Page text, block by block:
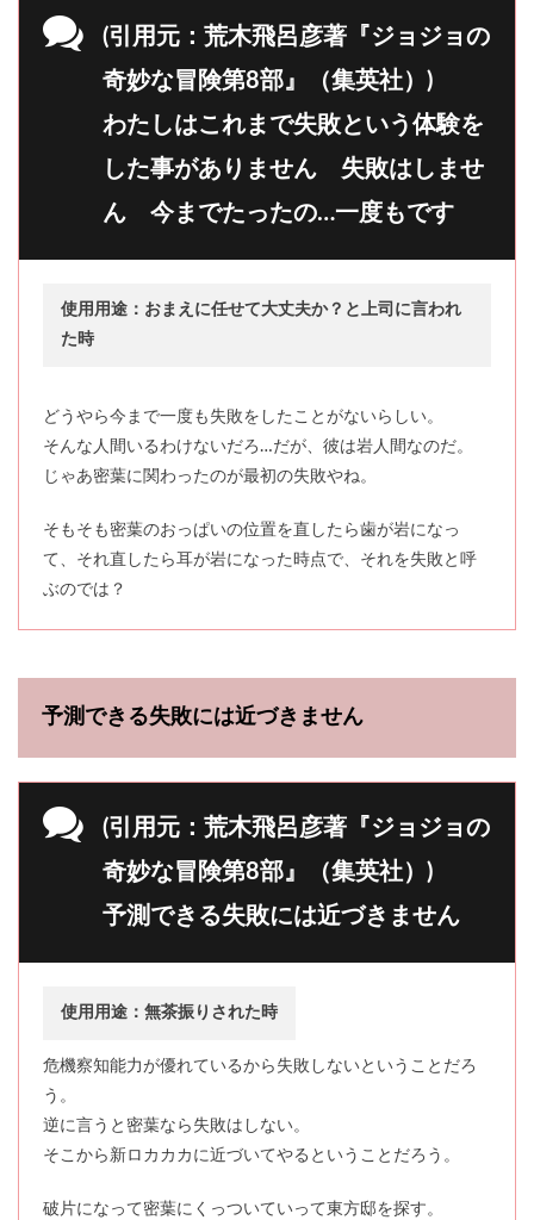
(引用元：荒木飛呂彦著『ジョジョの
奇妙な冒険第8部』（集英社）)
わたしはこれまで失敗という体験を
した事がありません 失敗はしませ
ん 今までたったの…一度もです
使用用途：おまえに任せて大丈夫か？と上司に言われ
た時
どうやら今まで一度も失敗をしたことがないらしい。
そんな人間いるわけないだろ…だが、彼は岩人間なのだ。
じゃあ密葉に関わったのが最初の失敗やね。
そもそも密葉のおっぱいの位置を直したら歯が岩になっ
て、それ直したら耳が岩になった時点で、それを失敗と呼
ぶのでは？
予測できる失敗には近づきません
(引用元：荒木飛呂彦著『ジョジョの
奇妙な冒険第8部』（集英社）)
予測できる失敗には近づきません
使用用途：無茶振りされた時
危機察知能力が優れているから失敗しないということだろ
う。
逆に言うと密葉なら失敗はしない。
そこから新ロカカカに近づいてやるということだろう。
破片になって密葉にくっついていって東方邸を探す。